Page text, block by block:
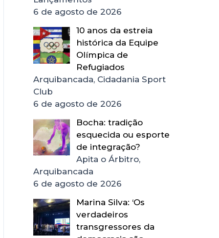
6 de agosto de 2026
10 anos da estreia
histórica da Equipe
Olímpica de
Refugiados
Arquibancada, Cidadania Sport
Club
6 de agosto de 2026
Bocha: tradição
esquecida ou esporte
de integração?
Apita o Árbitro,
Arquibancada
6 de agosto de 2026
Marina Silva: ‘Os
verdadeiros
transgressores da